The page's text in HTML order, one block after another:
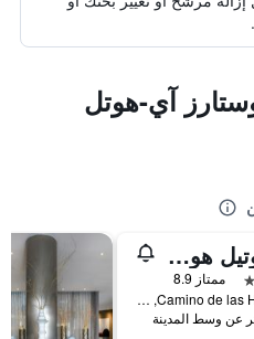
آي-هوتل
سيركوتيل هوتل بوثويلو
ممتاز 8.9
Camino de las Huertas, 2, بوزويلو دي الاركون, Madrid, أسبانيا